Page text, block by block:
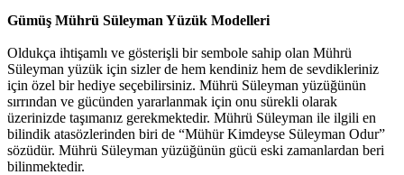
Gümüş Mührü Süleyman Yüzük Modelleri
Oldukça ihtişamlı ve gösterişli bir sembole sahip olan Mührü
Süleyman yüzük için sizler de hem kendiniz hem de sevdikleriniz
için özel bir hediye seçebilirsiniz. Mührü Süleyman yüzüğünün
sırrından ve gücünden yararlanmak için onu sürekli olarak
üzerinizde taşımanız gerekmektedir. Mührü Süleyman ile ilgili en
bilindik atasözlerinden biri de “Mühür Kimdeyse Süleyman Odur”
sözüdür. Mührü Süleyman yüzüğünün gücü eski zamanlardan beri
bilinmektedir.